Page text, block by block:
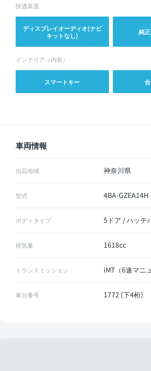
快適装置
ディスプレイオーディオ(ナビ
キットなし)
純
インテリア（内装）
スマートキー
車両情報
出品地域 神奈川県
型式 4BA-GZEA14H
ボディタイプ 5ドア / ハッチ
排気量 1618cc
トランスミッション iMT（6速マニ
車台番号 1772 (下4桁)